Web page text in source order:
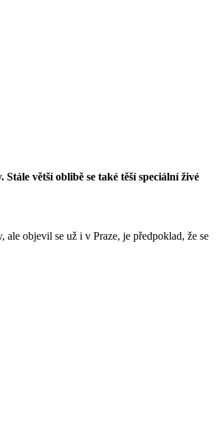
větší oblibě se také těší speciální živé
objevil se už i v Praze, je předpoklad, že se